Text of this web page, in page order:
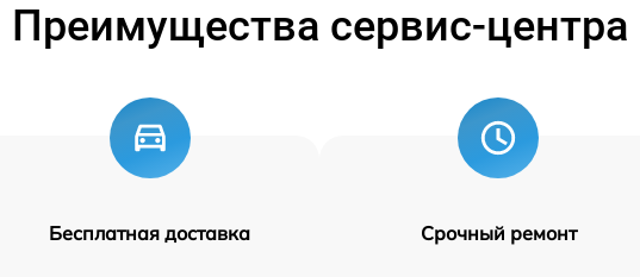
Преимущества сервис-центра
Бесплатная доставка Срочный ремонт